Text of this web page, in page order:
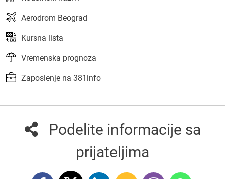
Aerodrom Beograd
Kursna lista
Vremenska prognoza
Zaposlenje na 381info
Podelite informacije sa
prijateljima